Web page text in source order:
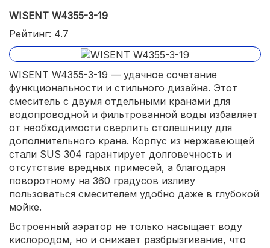
WISENT W4355-3-19
Рейтинг: 4.7
WISENT W4355-3-19 — удачное сочетание
функциональности и стильного дизайна. Этот
смеситель с двумя отдельными кранами для
водопроводной и фильтрованной воды избавляет
от необходимости сверлить столешницу для
дополнительного крана. Корпус из нержавеющей
стали SUS 304 гарантирует долговечность и
отсутствие вредных примесей, а благодаря
поворотному на 360 градусов изливу
пользоваться смесителем удобно даже в глубокой
мойке.
Встроенный аэратор не только насыщает воду
кислородом, но и снижает разбрызгивание, что